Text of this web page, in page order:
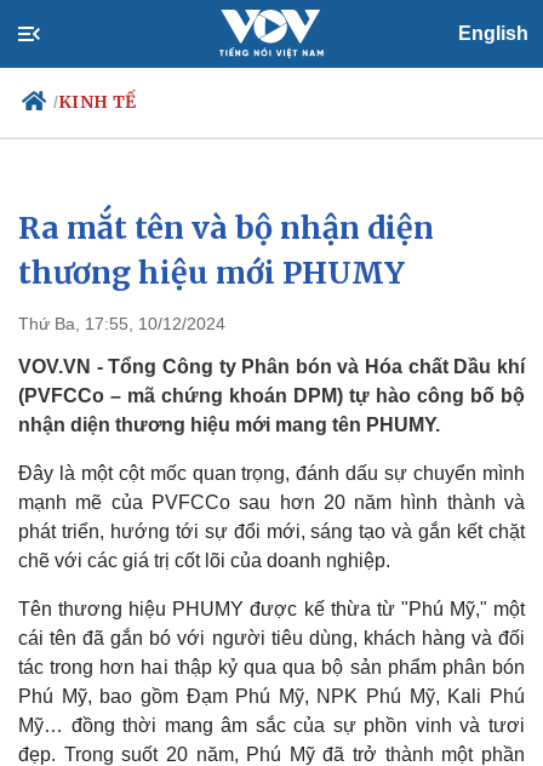
English
/KINH TẾ
Chính trị
Đảng
Tổ chức nhân sự
Nhận diện sự thật
Xã hội
Tin 24h
Dự báo thời tiết
Việc làm
Biển đảo
Ra mắt tên và bộ nhận diện
thương hiệu mới PHUMY
Thứ Ba, 17:55, 10/12/2024
VOV.VN - Tổng Công ty Phân bón và Hóa chất Dầu khí
(PVFCCo – mã chứng khoán DPM) tự hào công bố bộ
nhận diện thương hiệu mới mang tên PHUMY.
Đây là một cột mốc quan trọng, đánh dấu sự chuyển mình
mạnh mẽ của PVFCCo sau hơn 20 năm hình thành và
phát triển, hướng tới sự đổi mới, sáng tạo và gắn kết chặt
chẽ với các giá trị cốt lõi của doanh nghiệp.
Tên thương hiệu PHUMY được kế thừa từ "Phú Mỹ," một
cái tên đã gắn bó với người tiêu dùng, khách hàng và đối
tác trong hơn hai thập kỷ qua qua bộ sản phẩm phân bón
Phú Mỹ, bao gồm Đạm Phú Mỹ, NPK Phú Mỹ, Kali Phú
Mỹ… đồng thời mang âm sắc của sự phồn vinh và tươi
đẹp. Trong suốt 20 năm, Phú Mỹ đã trở thành một phần